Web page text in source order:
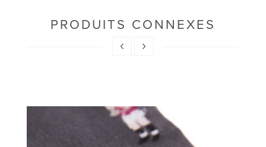
PRODUITS CONNEXES